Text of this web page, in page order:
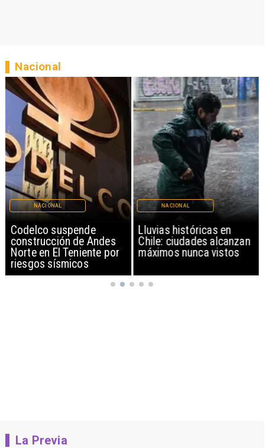
Codelco suspende
construcción de Andes
Norte en El Teniente por
riesgos sísmicos
NACIONAL
Lluvias históricas en
Chile: ciudades alcanzan
máximos nunca vistos
NACIONAL
Nacional
La Previa